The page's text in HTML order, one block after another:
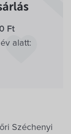
Széchenyi
Ft
alatt: